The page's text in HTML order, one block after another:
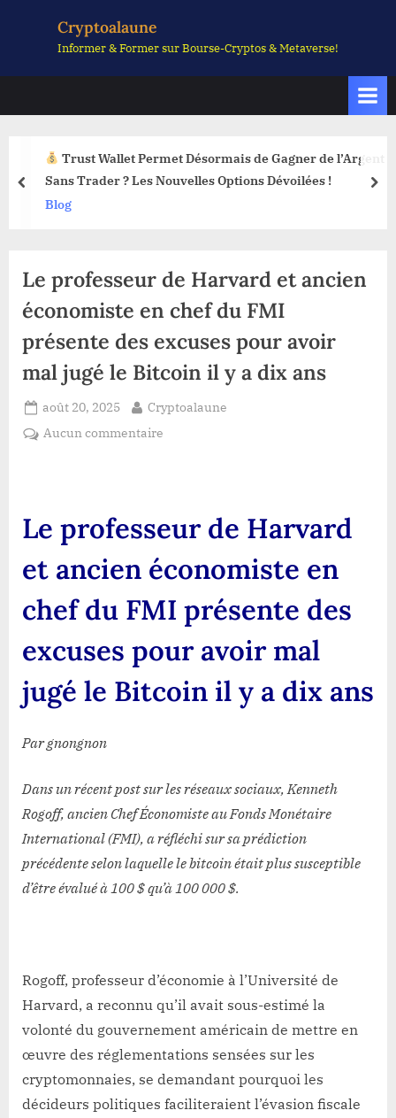
Cryptoalaune
Informer & Former sur Bourse-Cryptos & Metaverse!
Trust Wallet Permet Désormais de Gagner de l’Argent
Sans Trader ? Les Nouvelles Options Dévoilées !
Blog
prev
Le professeur de Harvard et ancien
économiste en chef du FMI
présente des excuses pour avoir
mal jugé le Bitcoin il y a dix ans
Posted
on
août 20, 2025 By
Cryptoalaune
Aucun commentaire
et
économiste
chef
FMI
des
jugé
le
Bitcoin
il
y
Le professeur de Harvard
et ancien économiste en
chef du FMI présente des
excuses pour avoir mal
jugé le Bitcoin il y a dix ans
Par gnongnon
Dans un récent post sur les réseaux sociaux, Kenneth
Rogoff, ancien Chef Économiste au Fonds Monétaire
International (FMI), a réfléchi sur sa prédiction
précédente selon laquelle le bitcoin était plus susceptible
d’être évalué à 100 $ qu’à 100 000 $.
Rogoff, professeur d’économie à l’Université de
Harvard, a reconnu qu’il avait sous-estimé la
volonté du gouvernement américain de mettre en
œuvre des réglementations sensées sur les
cryptomonnaies, se demandant pourquoi les
décideurs politiques faciliteraient l’évasion fiscale